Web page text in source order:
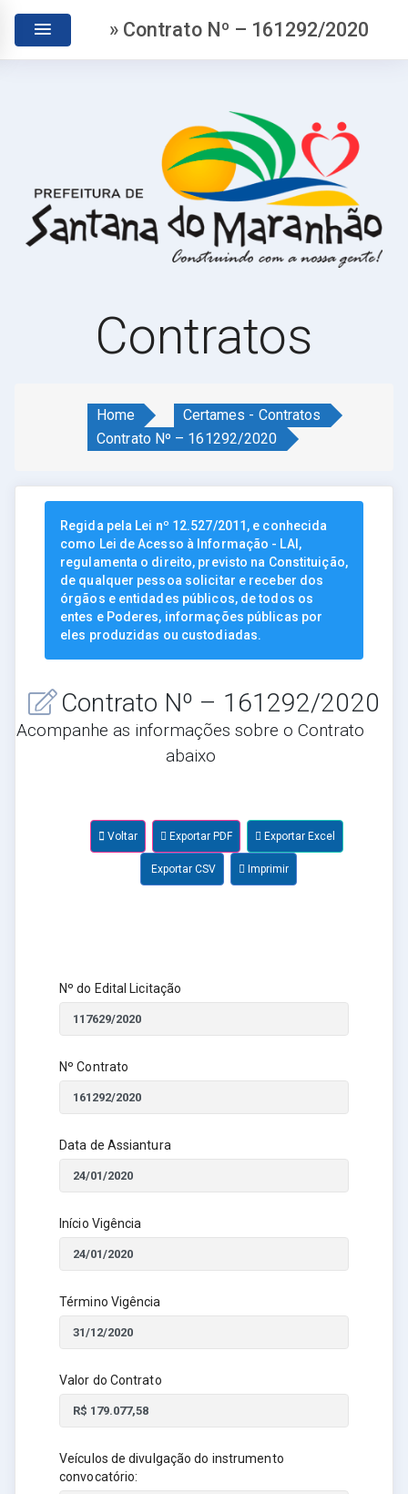
» Contrato Nº – 161292/2020
Contratos
Home
Certames - Contratos
Contrato Nº – 161292/2020
Regida pela Lei nº 12.527/2011, e conhecida
como Lei de Acesso à Informação - LAI,
regulamenta o direito, previsto na Constituição,
de qualquer pessoa solicitar e receber dos
órgãos e entidades públicos, de todos os
entes e Poderes, informações públicas por
eles produzidas ou custodiadas.
Contrato Nº – 161292/2020
Acompanhe as informações sobre o Contrato
abaixo
Voltar Exportar PDF Exportar Excel
Exportar CSV Imprimir
Nº do Edital Licitação
Nº Contrato
Data de Assiantura
Início Vigência
Término Vigência
Valor do Contrato
Veículos de divulgação do instrumento
convocatório: